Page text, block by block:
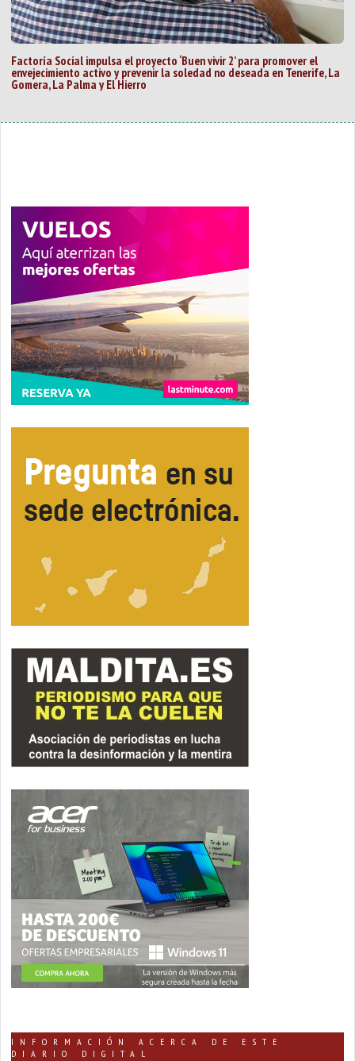
Factoría Social impulsa el proyecto ‘Buen vivir 2’ para promover el
envejecimiento activo y prevenir la soledad no deseada en Tenerife, La
Gomera, La Palma y El Hierro
INFORMACIÓN ACERCA DE ESTE
DIARIO DIGITAL